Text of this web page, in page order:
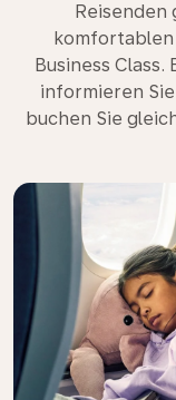
Reisenden
komfortablen
Business
informieren
buchen Sie